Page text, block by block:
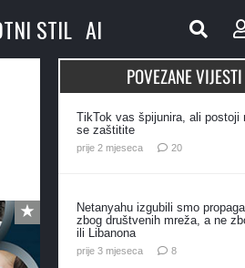
STIL AI
POVEZANE VIJESTI
TikTok vas špijunira, ali postoji
se zaštitite
prije 2 mjeseca 20komentara
Netanyahu izgubili smo
zbog društvenih mreža, a ne
ili Libanona
prije 3 mjeseca 8komentara